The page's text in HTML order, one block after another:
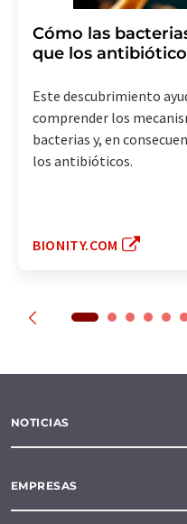
Cómo las
que los
Este descubrimiento
comprender los
bacterias y, en
los antibióticos.
BIONITY.COM
NOTICIAS
EMPRESAS